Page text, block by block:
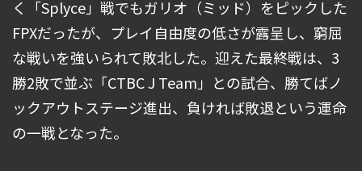
く「Splyce」戦でもガリオ（ミッド）をピックした
FPXだったが、プレイ自由度の低さが露呈し、窮屈
な戦いを強いられて敗北した。迎えた最終戦は、3
勝2敗で並ぶ「CTBC J Team」との試合、勝てばノ
ックアウトステージ進出、負ければ敗退という運命
の一戦となった。